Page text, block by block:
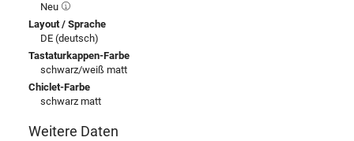
Neu
Layout / Sprache
DE (deutsch)
Tastaturkappen-Farbe
schwarz/weiß matt
Chiclet-Farbe
schwarz matt
Weitere Daten